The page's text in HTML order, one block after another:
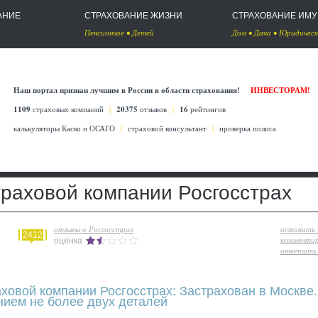
СТРАХОВАНИЕ ЖИЗНИ
Пенсионное •Детей
СТРАХОВАНИЕ
Дом •Дача •
Наш портал признан лучшим в России в области страхования!
ИНВЕСТОРАМ!
1109 страховых компаний | 20375 отзывов | 16 рейтингов
калькуляторы Каско и ОСАГО | страховой консультант | проверка полиса
компании Росгосстрах
2412
отзывы о Росгосстрах
оценка
оставить
ответить
компании Росгосстрах: Застрахован в
не более двух деталей